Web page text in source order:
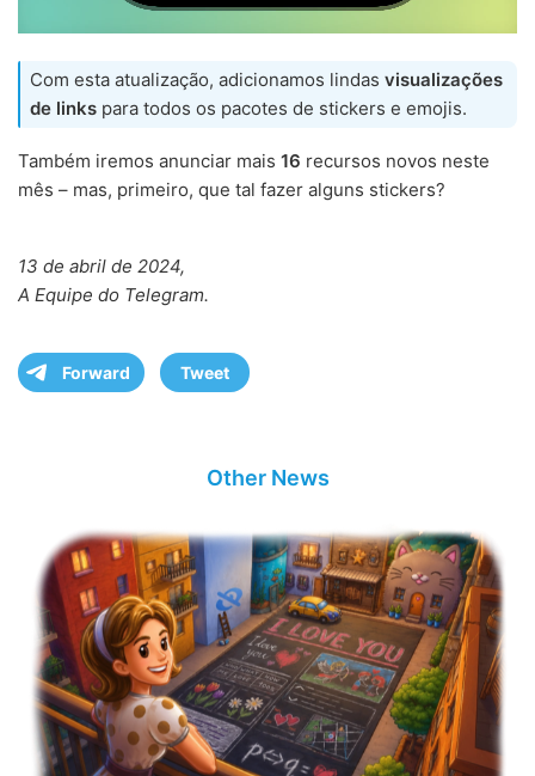
Com esta atualização, adicionamos lindas visualizações
de links para todos os pacotes de stickers e emojis.
Também iremos anunciar mais 16 recursos novos neste
mês – mas, primeiro, que tal fazer alguns stickers?
13 de abril de 2024,
A Equipe do Telegram.
Forward Tweet
Other News